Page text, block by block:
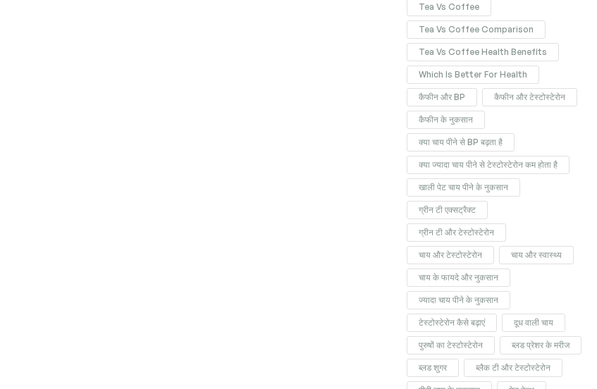
Tea Vs Coffee
Tea Vs Coffee Comparison
Tea Vs Coffee Health Benefits
Which Is Better For Health
कैफीन और BP कैफीन और टेस्टोस्टेरोन
कैफीन के नुकसान
क्या चाय पीने से BP बढ़ता है
क्या ज्यादा चाय पीने से टेस्टोस्टेरोन कम होता है
खाली पेट चाय पीने के नुकसान
ग्रीन टी एक्सट्रैक्ट
ग्रीन टी और टेस्टोस्टेरोन
चाय और टेस्टोस्टेरोन चाय और स्वास्थ्य
चाय के फायदे और नुकसान
ज्यादा चाय पीने के नुकसान
टेस्टोस्टेरोन कैसे बढ़ाएं दूध वाली चाय
पुरुषों का टेस्टोस्टेरोन ब्लड प्रेशर के मरीज
ब्लड शुगर ब्लैक टी और टेस्टोस्टेरोन